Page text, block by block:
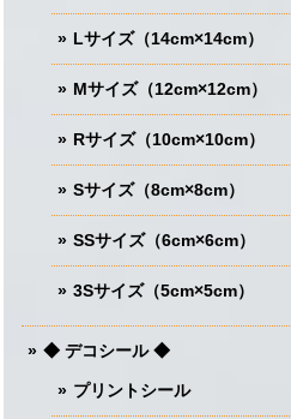
Lサイズ（14cm×14cm）
Mサイズ（12cm×12cm）
Rサイズ（10cm×10cm）
Sサイズ（8cm×8cm）
SSサイズ（6cm×6cm）
3Sサイズ（5cm×5cm）
◆ デコシール ◆
プリントシール